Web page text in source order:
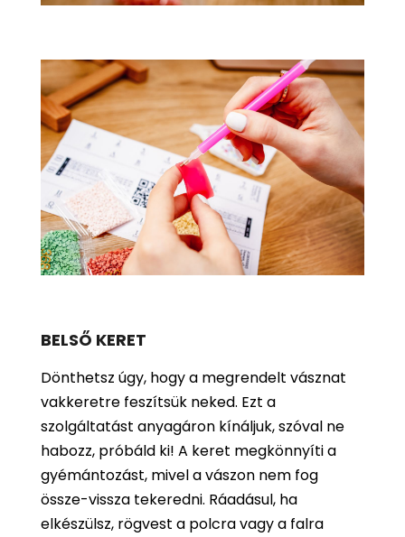
BELSŐ KERET
Dönthetsz úgy, hogy a megrendelt vásznat
vakkeretre feszítsük neked. Ezt a
szolgáltatást anyagáron kínáljuk, szóval ne
habozz, próbáld ki! A keret megkönnyíti a
gyémántozást, mivel a vászon nem fog
össze-vissza tekeredni. Ráadásul, ha
elkészülsz, rögvest a polcra vagy a falra